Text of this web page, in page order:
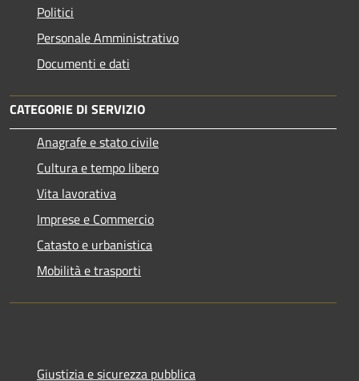
Politici
Personale Amministrativo
Documenti e dati
CATEGORIE DI SERVIZIO
Anagrafe e stato civile
Cultura e tempo libero
Vita lavorativa
Imprese e Commercio
Catasto e urbanistica
Mobilità e trasporti
Giustizia e sicurezza pubblica